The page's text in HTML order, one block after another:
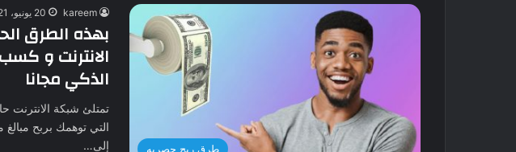
طرق ربح حصريه
kareem 20 يونيو، 2021
بهذه الطرق
الانترنت و
الذكي مجانا
تمتلئ شبكة الانترنت
التي توهمك بربح
إلى…